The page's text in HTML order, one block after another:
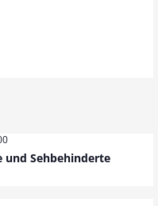
und Sehbehinderte